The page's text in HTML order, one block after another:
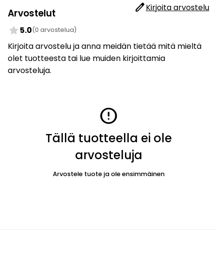
Arvostelut editKirjoita arvostelu
star 5.0(0 arvostelua)
Kirjoita arvostelu ja anna meidän tietää mitä mieltä
olet tuotteesta tai lue muiden kirjoittamia
arvosteluja.
error
Tällä tuotteella ei ole
arvosteluja
Arvostele tuote ja ole ensimmäinen